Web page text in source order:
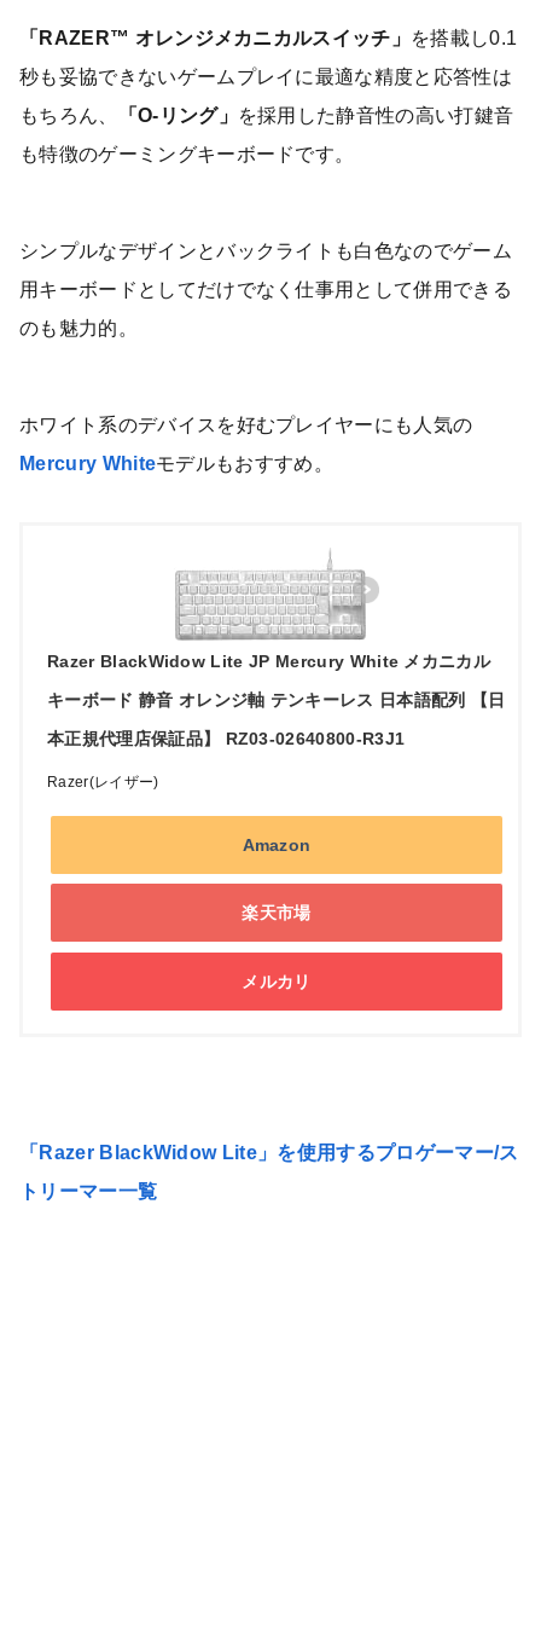
「RAZER™ オレンジメカニカルスイッチ」 を搭載し0.1
秒も妥協できないゲームプレイに最適な精度と応答性は
もちろん、
「O-リング」 を採用した静音性の高い打鍵音
も特徴のゲーミングキーボードです。
シンプルなデザインとバックライトも白色なのでゲーム
用キーボードとしてだけでなく仕事用として併用できる
のも魅力的。
ホワイト系のデバイスを好むプレイヤーにも人気の
Mercury Whiteモデルもおすすめ。
Razer BlackWidow Lite JP Mercury White メカニカル
キーボード 静音 オレンジ軸 テンキーレス 日本語配列 【日
本正規代理店保証品】 RZ03-02640800-R3J1
Razer(レイザー)
Amazon
楽天市場
メルカリ
「 Razer BlackWidow Lite」を使用するプロゲーマー/ス
トリーマー一覧